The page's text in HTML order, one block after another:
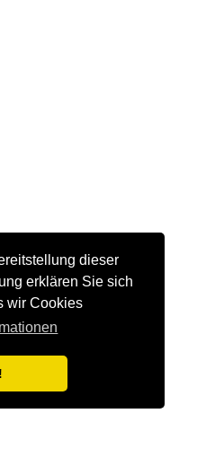
dieser
erklären Sie sich
wir Cookies